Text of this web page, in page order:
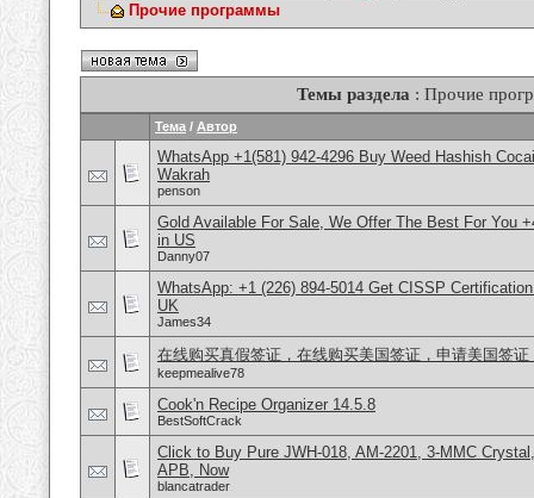
Прочие программы
Темы раздела : Прочие
Тема / Автор
WhatsApp +1(581) 942-4296 Buy Weed Hashish
Wakrah
penson
Gold Available For Sale, We Offer The Best For You
in US
Danny07
WhatsApp: +1 (226) 894-5014​ Get CISSP
UK
James34
在线购买真假签证，在线购买美国签证，申请美国签
keepmealive78
Cook'n Recipe Organizer 14.5.8
BestSoftCrack
Click to Buy Pure JWH-018, AM-2201, 3-MMC
APB, Now
blancatrader